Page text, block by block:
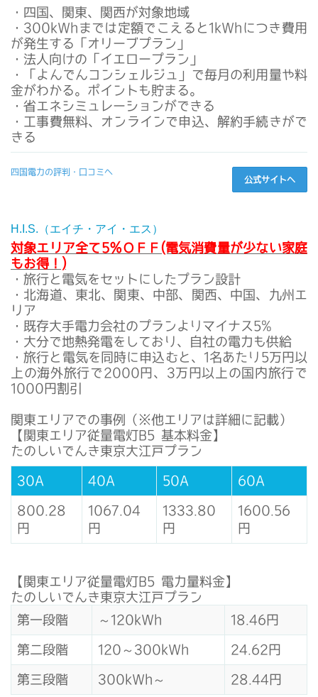
・四国、関東、関西が対象地域
・300kWhまでは定額でこえると1kWhにつき費用
が発生する「オリーブプラン」
・法人向けの「イエロープラン」
・「よんでんコンシェルジュ」で毎月の利用量や料
金がわかる。ポイントも貯まる。
・省エネシミュレーションができる
・工事費無料、オンラインで申込、解約手続きがで
きる
四国電力の評判・口コミへ
公式サイトへ
H.I.S.（エイチ・アイ・エス）
対象エリア全て5％ＯＦＦ(電気消費量が少ない家庭
もお得！)
・旅行と電気をセットにしたプラン設計
・北海道、東北、関東、中部、関西、中国、九州エ
リア
・既存大手電力会社のプランよりマイナス5%
・大分で地熱発電をしており、自社の電力も供給
・旅行と電気を同時に申込むと、1名あたり5万円以
上の海外旅行で2000円、3万円以上の国内旅行で
1000円割引
関東エリアでの事例（※他エリアは詳細に記載）
【関東エリア従量電灯B5 基本料金】
たのしいでんき東京大江戸プラン
30A 40A 50A 60A
800.28
円
1067.04
円
1333.80
円
1600.56
円
【関東エリア従量電灯B5 電力量料金】
たのしいでんき東京大江戸プラン
第一段階
～120kWh 18.46円
第二段階 120～300kWh 24.62円
第三段階 300kWh～ 28.44円